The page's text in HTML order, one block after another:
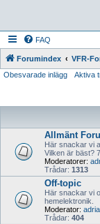
FAQ
Forumindex VFR-
Obesvarade inlägg Aktiva
Allmänt
Här snackar vi
Vilken är bäst?
Moderatorer:
Trådar: 1313
Off-topic
Här snackar vi
hemelektronik.
Moderator:
Trådar: 404